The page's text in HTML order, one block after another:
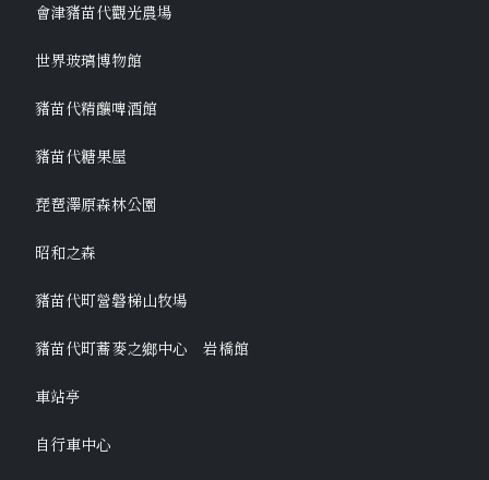
會津豬苗代觀光農場
世界玻璃博物館
豬苗代精釀啤酒館
豬苗代糖果屋
琵琶澤原森林公園
昭和之森
豬苗代町營磐梯山牧場
豬苗代町蕎麥之鄉中心 岩橋館
車站亭
自行車中心